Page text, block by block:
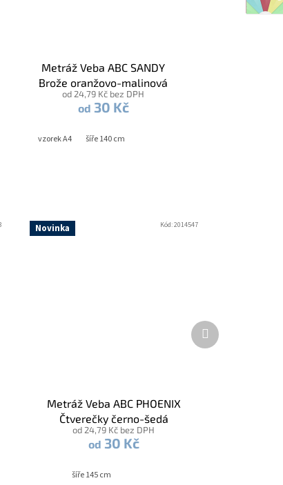
Novinka
Metráž Veba ABC PHOENIX
Čtverečky černo-šedá
od 24,79 Kč bez DPH
od 30 Kč
šíře 145 cm
Kód:2014547
Další
produkt
Metráž Veba ABC SANDY
Brože oranžovo-malinová
od 24,79 Kč bez DPH
od 30 Kč
vzorek A4 šíře 140 cm